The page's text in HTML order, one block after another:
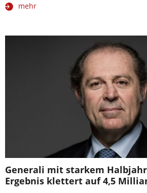
mehr
Generali mit starkem
Ergebnis klettert auf 4,5